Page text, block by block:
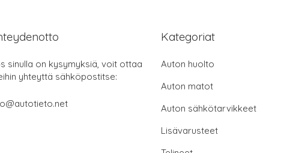
sinulla on kysymyksiä, voit ottaa
yhteyttä sähköpostitse:
Kategoriat
Auton huolto
Auton matot
Auton sähkötarvikkeet
Lisävarusteet